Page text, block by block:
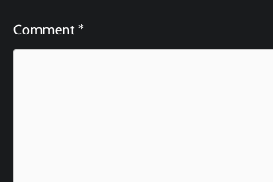
Comment*